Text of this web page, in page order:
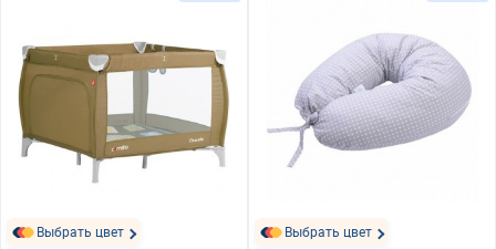
Выбрать цвет Выбрать цвет